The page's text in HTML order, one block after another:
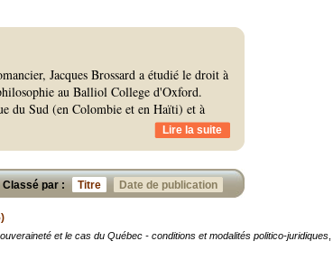
Jacques Brossard a étudié le droit à
au Balliol College d'Oxford.
du Sud (en Colombie et en Haïti) et à
Lire la suite
Classé par : Titre Date de publication
et le cas du Québec - conditions et modalités politico-juridiques